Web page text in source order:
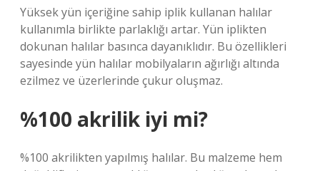
Yüksek yün içeriğine sahip iplik kullanan halılar
kullanımla birlikte parlaklığı artar. Yün iplikten
dokunan halılar basınca dayanıklıdır. Bu özellikleri
sayesinde yün halılar mobilyaların ağırlığı altında
ezilmez ve üzerlerinde çukur oluşmaz.
%100 akrilik iyi mi?
%100 akrilikten yapılmış halılar. Bu malzeme hem